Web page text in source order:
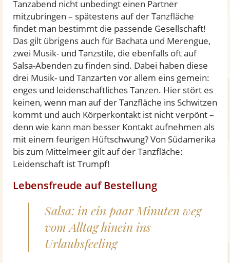
Tanzabend nicht unbedingt einen Partner
mitzubringen – spätestens auf der Tanzfläche
findet man bestimmt die passende Gesellschaft!
Das gilt übrigens auch für Bachata und Merengue,
zwei Musik- und Tanzstile, die ebenfalls oft auf
Salsa-Abenden zu finden sind. Dabei haben diese
drei Musik- und Tanzarten vor allem eins gemein:
enges und leidenschaftliches Tanzen. Hier stört es
keinen, wenn man auf der Tanzfläche ins Schwitzen
kommt und auch Körperkontakt ist nicht verpönt –
denn wie kann man besser Kontakt aufnehmen als
mit einem feurigen Hüftschwung? Von Südamerika
bis zum Mittelmeer gilt auf der Tanzfläche:
Leidenschaft ist Trumpf!
Lebensfreude auf Bestellung
Salsa: in ein paar Minuten weg
vom Alltag hinein ins
Urlaubsfeeling